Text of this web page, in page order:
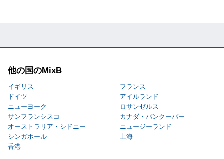
他の国のMixB
イギリス
フランス
ドイツ
アイルランド
ニューヨーク
ロサンゼルス
サンフランシスコ
カナダ・バンクーバー
オーストラリア・シドニー
ニュージーランド
シンガポール
上海
香港